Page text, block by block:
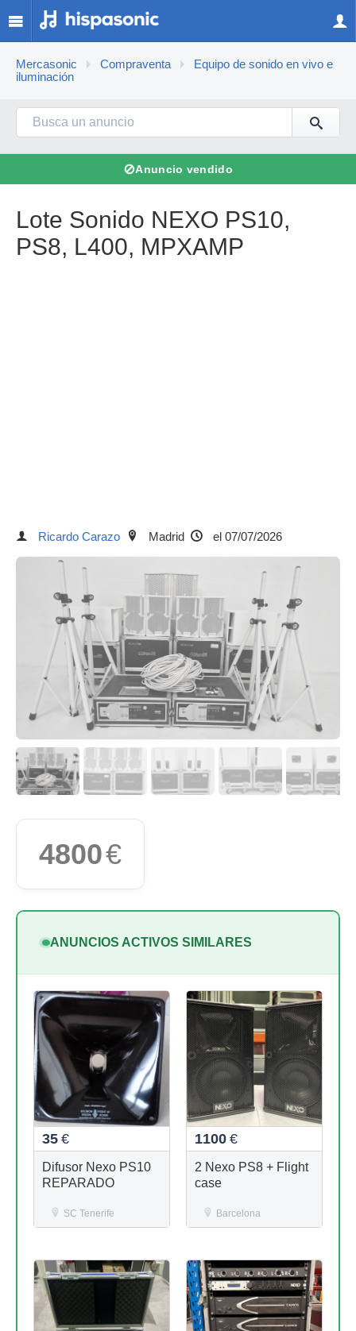
Mercasonic Compraventa
Equipo de sonido en vivo e
iluminación
⊘Anuncio vendido
Lote Sonido NEXO PS10,
PS8, L400, MPXAMP
Ricardo Carazo Madrid el 07/07/2026
4800€
ANUNCIOS ACTIVOS SIMILARES
35 €
Difusor Nexo PS10
REPARADO
SC Tenerife
1100 €
2 Nexo PS8 + Flight
case
Barcelona